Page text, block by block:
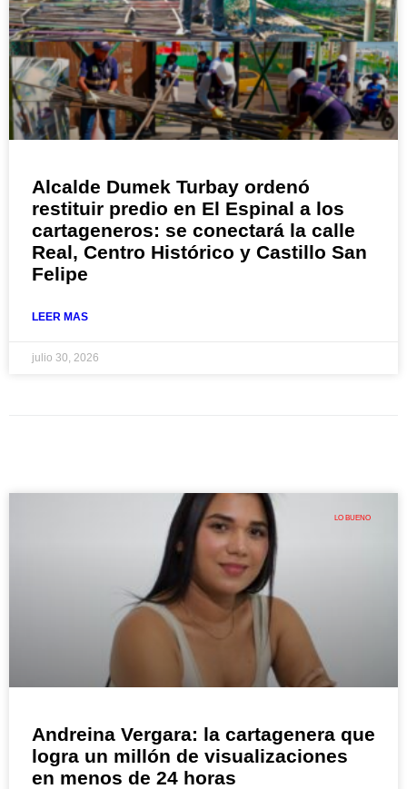
Alcalde Dumek Turbay ordenó
restituir predio en El Espinal a los
cartageneros: se conectará la calle
Real, Centro Histórico y Castillo San
Felipe
LEER MAS
julio 30, 2026
LO BUENO
Andreina Vergara: la cartagenera que
logra un millón de visualizaciones
en menos de 24 horas